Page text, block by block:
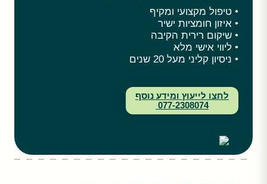
• טיפול מקצועי ומקיף
• איזון חומציות ישיר
• שיקום רירית הקיבה
• ליווי אישי מלא
• ניסיון קליני מעל 20 שנים
לחצו לייעוץ ומידע נוסף
077-2308074